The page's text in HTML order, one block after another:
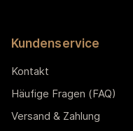
Kundenservice
Kontakt
Häufige Fragen (FAQ)
Versand & Zahlung